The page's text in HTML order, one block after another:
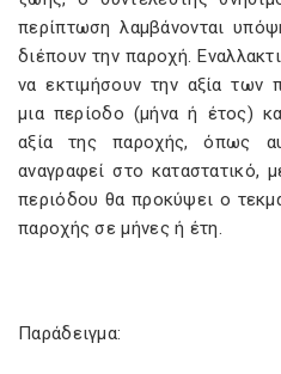
περίπτωση λαμβάνονται
διέπουν την παροχή.
να εκτιμήσουν την αξία των
μια περίοδο (μήνα ή έτος)
αξία της παροχής, όπως
αναγραφεί στο καταστατικό,
περιόδου θα προκύψει ο
παροχής σε μήνες ή έτη.
Παράδειγμα: